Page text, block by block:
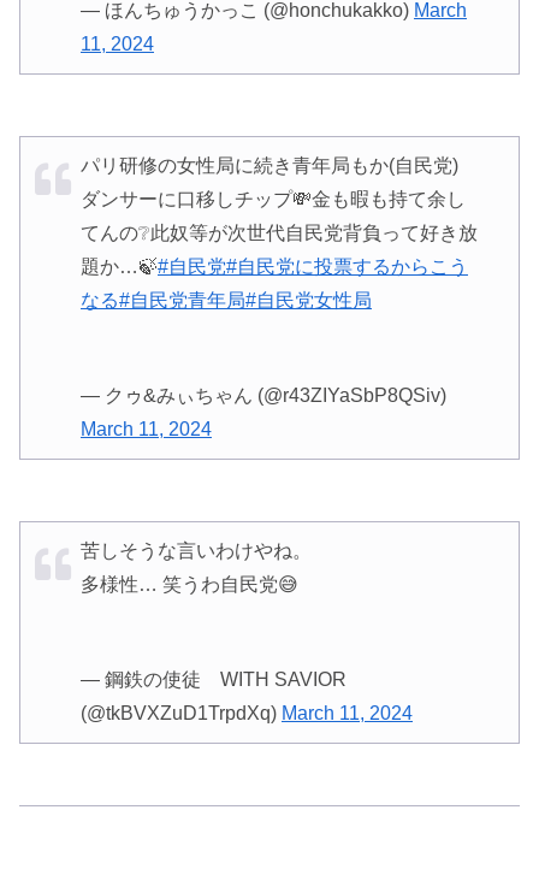
— ほんちゅうかっこ (@honchukakko) March
11, 2024
パリ研修の女性局に続き青年局もか(自民党)
ダンサーに口移しチップ💸金も暇も持て余し
てんの❔此奴等が次世代自民党背負って好き放
題か…🍃#自民党#自民党に投票するからこう
なる#自民党青年局#自民党女性局
— クゥ&みぃちゃん (@r43ZIYaSbP8QSiv)
March 11, 2024
苦しそうな言いわけやね。
多様性… 笑うわ自民党😅
— 鋼鉄の使徒 WITH SAVIOR
(@tkBVXZuD1TrpdXq) March 11, 2024